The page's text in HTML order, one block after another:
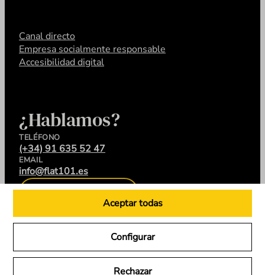
Configurar
Rechazar
Aceptar todas
Canal directo
Empresa socialmente responsable
Accesibilidad digital
¿Hablamos?
TELÉFONO
(+34) 91 635 52 47
EMAIL
info@flat101.es
CONTACTA
LinkedInInstagramYouTube
X